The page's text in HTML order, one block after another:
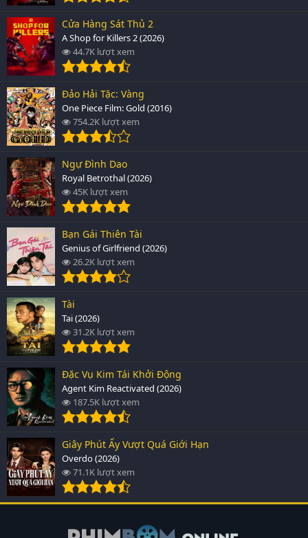
Cửa Hàng Sát Thủ 2
A Shop for Killers 2 (2026)
44.7K lượt xem
Đảo Hải Tặc: Vàng
One Piece Film: Gold (2016)
754.2K lượt xem
Ngự Đình Dao
Royal Betrothal (2026)
45K lượt xem
Bạn Gái Thiên Tài
Genius of Girlfriend (2026)
26.2K lượt xem
Tài
Tai (2026)
31.2K lượt xem
Đặc Vụ Kim Tái Khởi Động
Agent Kim Reactivated (2026)
187.5K lượt xem
Giây Phút Ấy Vượt Quá Giới Hạn
Overdo (2026)
71.1K lượt xem